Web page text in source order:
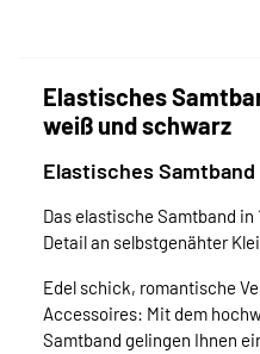
Elastisches
weiß und schwarz
Elastisches Samtband
Das elastische Samtband
Detail an selbstgenähter
Edel schick, romantische
Accessoires: Mit dem
Samtband gelingen Ihnen